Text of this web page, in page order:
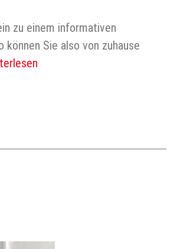
zu einem informativen
Sie also von zuhause